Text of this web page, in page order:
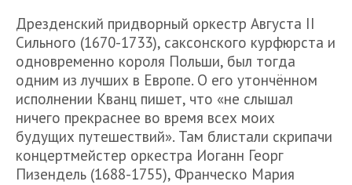
Дрезденский придворный оркестр Августа II
Сильного (1670-1733), саксонского курфюрста и
одновременно короля Польши, был тогда
одним из лучших в Европе. О его утончённом
исполнении Кванц пишет, что «не слышал
ничего прекраснее во время всех моих
будущих путешествий». Там блистали скрипачи
концертмейстер оркестра Иоганн Георг
Пизендель (1688-1755), Франческо Мария